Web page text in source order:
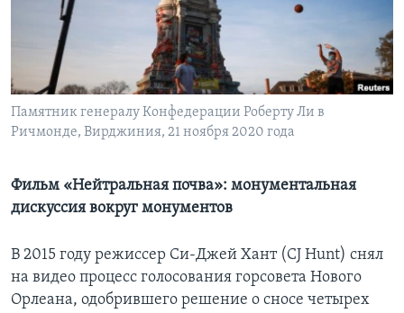
Learning English
СОЦИАЛЬНЫЕ СЕТИ
Памятник генералу Конфедерации Роберту Ли в
Ричмонде, Вирджиния, 21 ноября 2020 года
Фильм «Нейтральная почва»: монументальная
дискуссия вокруг монументов
В 2015 году режиссер Си-Джей Хант (CJ Hunt) снял
на видео процесс голосования горсовета Нового
Орлеана, одобрившего решение о сносе четырех